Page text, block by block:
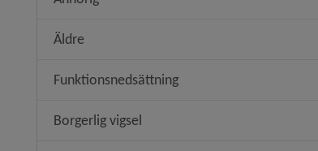
Äldre
Funktionsnedsättning
Borgerlig vigsel